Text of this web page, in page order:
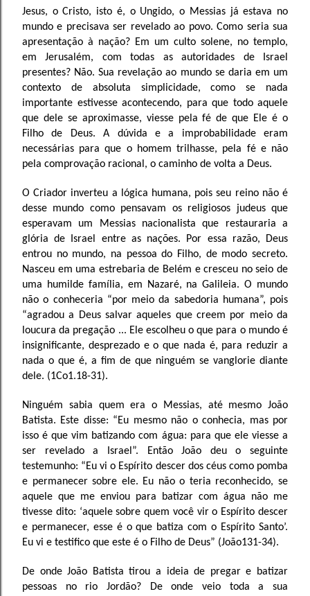
Jesus, o Cristo, isto é, o Ungido, o Messias já estava no
mundo e precisava ser revelado ao povo. Como seria sua
apresentação à nação? Em um culto solene, no templo,
em Jerusalém, com todas as autoridades de Israel
presentes? Não. Sua revelação ao mundo se daria em um
contexto de absoluta simplicidade, como se nada
importante estivesse acontecendo, para que todo aquele
que dele se aproximasse, viesse pela fé de que Ele é o
Filho de Deus. A dúvida e a improbabilidade eram
necessárias para que o homem trilhasse, pela fé e não
pela comprovação racional, o caminho de volta a Deus.
O Criador inverteu a lógica humana, pois seu reino não é
desse mundo como pensavam os religiosos judeus que
esperavam um Messias nacionalista que restauraria a
glória de Israel entre as nações. Por essa razão, Deus
entrou no mundo, na pessoa do Filho, de modo secreto.
Nasceu em uma estrebaria de Belém e cresceu no seio de
uma humilde família, em Nazaré, na Galileia. O mundo
não o conheceria “por meio da sabedoria humana”, pois
“agradou a Deus salvar aqueles que creem por meio da
loucura da pregação ... Ele escolheu o que para o mundo é
insignificante, desprezado e o que nada é, para reduzir a
nada o que é, a fim de que ninguém se vanglorie diante
dele. (1Co1.18-31).
Ninguém sabia quem era o Messias, até mesmo João
Batista. Este disse: “Eu mesmo não o conhecia, mas por
isso é que vim batizando com água: para que ele viesse a
ser revelado a Israel”. Então João deu o seguinte
testemunho: “Eu vi o Espírito descer dos céus como pomba
e permanecer sobre ele. Eu não o teria reconhecido, se
aquele que me enviou para batizar com água não me
tivesse dito: ‘aquele sobre quem você vir o Espírito descer
e permanecer, esse é o que batiza com o Espírito Santo’.
Eu vi e testifico que este é o Filho de Deus” (João131-34).
De onde João Batista tirou a ideia de pregar e batizar
pessoas no rio Jordão? De onde veio toda a sua